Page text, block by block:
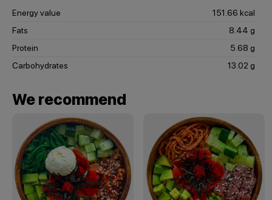
Energy value
151.66 kcal
Fats
8.44 g
Protein
5.68 g
Carbohydrates
13.02 g
We recommend